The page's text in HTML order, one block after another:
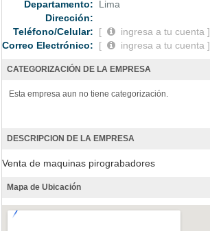
Departamento: Lima
Dirección:
Teléfono/Celular:
[
ingresa a tu cuenta ]
Correo Electrónico:
[ ingresa a tu cuenta ]
CATEGORIZACIÓN DE LA EMPRESA
Esta empresa aun no tiene categorización.
DESCRIPCION DE LA EMPRESA
Venta de maquinas pirograbadores
Mapa de Ubicación